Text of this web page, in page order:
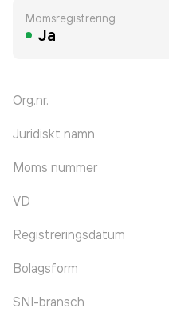
Momsregistrering
Ja
Org.nr.
Juridiskt namn
Moms nummer
VD
Registreringsdatum
Bolagsform
SNI-bransch